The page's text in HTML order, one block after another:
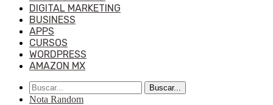
DIGITAL MARKETING
BUSINESS
APPS
CURSOS
WORDPRESS
AMAZON MX
Buscar...
Nota Random